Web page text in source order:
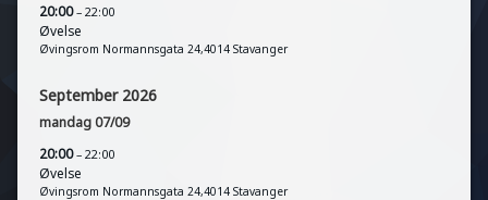
20:00– 22:00
Øvelse
Øvingsrom Normannsgata 24,4014 Stavanger
September 2026
mandag07/09
20:00– 22:00
Øvelse
Øvingsrom Normannsgata 24,4014 Stavanger